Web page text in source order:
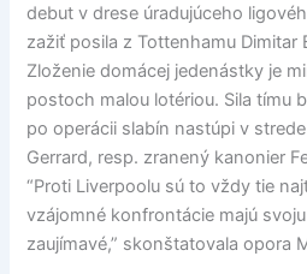
debut v drese úradujúceho
zažiť posila z Tottenhamu Dimitar
Zloženie domácej jedenástky je
postoch malou lotériou. Sila tímu
po operácii slabín nastúpi v
Gerrard, resp. zranený kanonier
“Proti Liverpoolu sú to vždy tie
vzájomné konfrontácie majú
zaujímavé,” skonštatovala opora